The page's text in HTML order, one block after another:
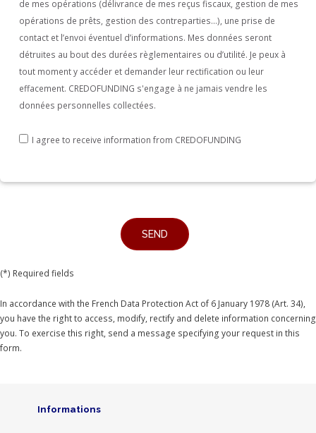
de mes opérations (délivrance de mes reçus fiscaux, gestion de mes
opérations de prêts, gestion des contreparties...), une prise de
contact et l’envoi éventuel d’informations. Mes données seront
détruites au bout des durées règlementaires ou d’utilité. Je peux à
tout moment y accéder et demander leur rectification ou leur
effacement. CREDOFUNDING s'engage à ne jamais vendre les
données personnelles collectées.
I agree to receive information from CREDOFUNDING
(*) Required fields
In accordance with the French Data Protection Act of 6 January 1978 (Art. 34),
you have the right to access, modify, rectify and delete information concerning
you. To exercise this right, send a message specifying your request in this
form.
Informations